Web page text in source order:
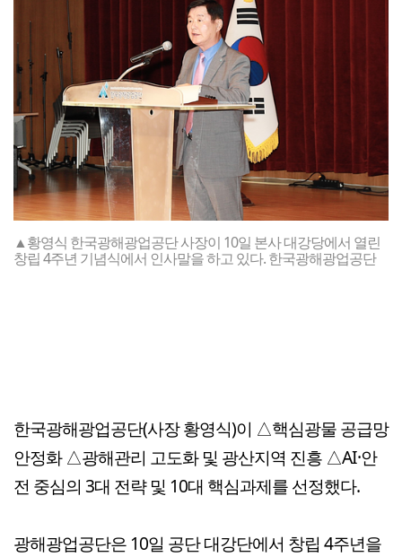
▲황영식 한국광해광업공단 사장이 10일 본사 대강당에서 열린
창립 4주년 기념식에서 인사말을 하고 있다. 한국광해광업공단
한국광해광업공단(사장 황영식)이 △핵심광물 공급망
안정화 △광해관리 고도화 및 광산지역 진흥 △AI·안
전 중심의 3대 전략 및 10대 핵심과제를 선정했다.
광해광업공단은 10일 공단 대강단에서 창립 4주년을